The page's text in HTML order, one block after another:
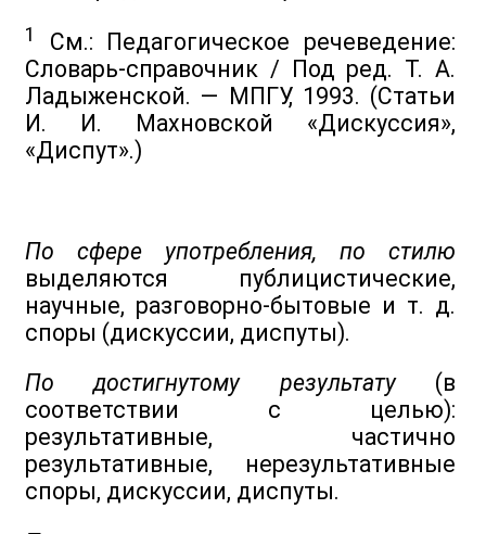
1
См.: Педагогическое речеведение:
Словарь-справочник / Под ред. Т. А.
Ладыженской. — МПГУ, 1993. (Статьи
И. И. Махновской «Дискуссия»,
«Диспут».)
По сфере употребления, по стилю
выделяются публицистические,
научные, разговорно-бытовые и т. д.
споры (дискуссии, диспуты).
По достигнутому результату(в
соответствии с целью):
результативные, частично
результативные, нерезультативные
споры, дискуссии, диспуты.